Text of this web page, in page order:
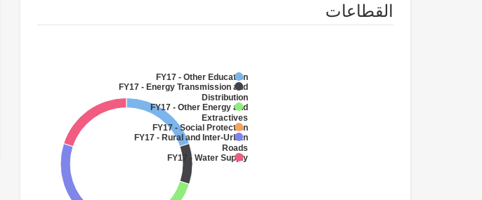
القطاعات
FY17 - Other Education
FY17 - Energy Transmission and
Distribution
FY17 - Other Energy and
Extractives
FY17 - Social Protection
FY17 - Rural and Inter-Urban
Roads
FY17 - Water Supply